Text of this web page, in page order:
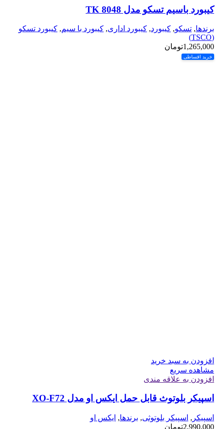
کیبورد باسیم تسکو مدل TK 8048
برندها, تسکو, کیبورد, کیبورد اداری, کیبورد با سیم, کیبورد تسکو
(TSCO)
1,265,000تومان
خرید اقساطی
افزودن به سبد خرید
مشاهده سریع
افزودن به علاقه مندی
اسپیکر بلوتوث قابل حمل ایکس او مدل XO-F72
اسپیکر , اسپیکر بلوتوثی, برندها, ایکس او
2,990,000تومان